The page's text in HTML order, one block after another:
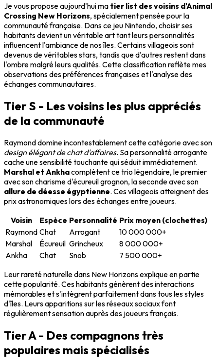
Je vous propose aujourd'hui ma tier list des voisins d'Animal
Crossing New Horizons, spécialement pensée pour la
communauté française. Dans ce jeu Nintendo, choisir ses
habitants devient un véritable art tant leurs personnalités
influencent l'ambiance de nos îles. Certains villageois sont
devenus de véritables stars, tandis que d'autres restent dans
l'ombre malgré leurs qualités. Cette classification reflète mes
observations des préférences françaises et l'analyse des
échanges communautaires.
Tier S - Les voisins les plus appréciés
de la communauté
Raymond domine incontestablement cette catégorie avec son
design élégant de chat d'affaires. Sa personnalité arrogante
cache une sensibilité touchante qui séduit immédiatement.
Marshal et Ankhacomplètent ce trio légendaire, le premier
avec son charisme d'écureuil grognon, la seconde avec son
allure de déesse égyptienne. Ces villageois atteignent des
prix astronomiques lors des échanges entre joueurs.
Voisin
Espèce Personnalité Prix moyen (clochettes)
Raymond Chat Arrogant
10 000 000+
Marshal
Écureuil Grincheux
8 000 000+
Ankha
Chat Snob
7 500 000+
Leur rareté naturelle dans New Horizons explique en partie
cette popularité. Ces habitants génèrent des interactions
mémorables et s'intègrent parfaitement dans tous les styles
d'îles. Leurs apparitions sur les réseaux sociaux font
régulièrement sensation auprès des joueurs français.
Tier A - Des compagnons très
populaires mais spécialisés